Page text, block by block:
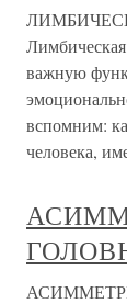
важную
вспомним:
человека,